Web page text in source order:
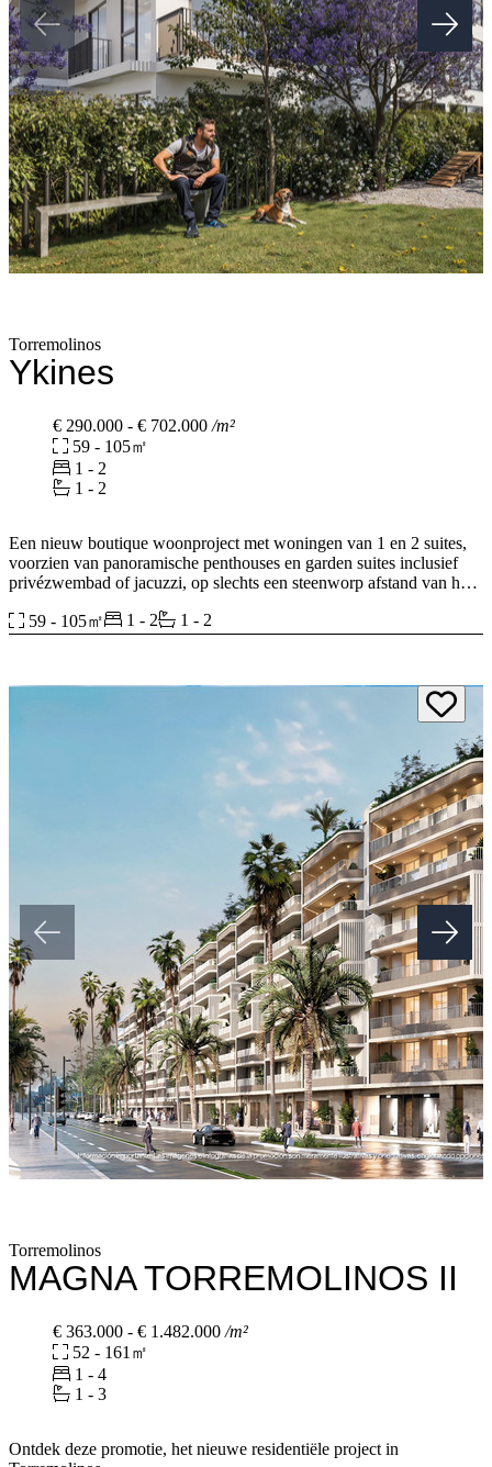
Torremolinos
Ykines
€ 290.000 - € 702.000 /m²
59 - 105㎡
1 - 2
1 - 2
Een nieuw boutique woonproject met woningen van 1 en 2 suites,
voorzien van panoramische penthouses en garden suites inclusief
privézwembad of jacuzzi, op slechts een steenworp afstand van het
optimaal te genieten van de Costa del Sol.
Het project onderscheidt zich door zijn avant-gardistische design,
premium kwaliteiten en exclusieve voorzieningen. Een iconisch
gebouw geïnspireerd op de mediterrane parasolden, ontworpen voor
een stedelijke levensstijl in verbinding met de natuur.
Het project beschikt over een volledige selectie aan voorzieningen
die zijn ontworpen voor plezier en het gemeenschapsleven: onder
andere een zwembad, barbecueplaats, chill-out zone en ‌een
‌verzorgingsruimte ‌voor ‌huisdieren.
Ruimtes ‌ontworpen ‌om te delen, te ‌verbinden en een sociale,
comfortabele ‌en ‌dynamische ‌levensstijl te bevorderen, ‌waar elke dag
‌wordt ‌beleefd ‌met ‌meer ‌kwaliteit ‌en ‌welzijn.
59 - 105㎡ 1 - 2 1 - 2
Torremolinos
MAGNA TORREMOLINOS II
€ 363.000 - € 1.482.000 /m²
52 - 161㎡
1 - 4
1 - 3
Ontdek deze promotie, het nieuwe residentiële project in